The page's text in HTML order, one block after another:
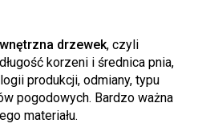
drzewek, czyli
korzeni i średnica pnia,
produkcji, odmiany, typu
pogodowych. Bardzo ważna
materiału.